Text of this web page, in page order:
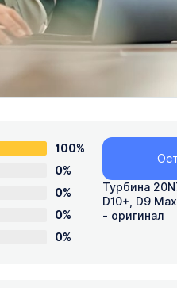
100%
0%
0%
0%
0%
Турбина
D10+, D9
- оригинал